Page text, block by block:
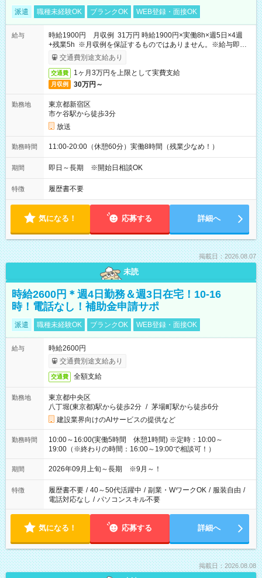
派遣 職種未経験OK ブランクOK WEB登録・面接OK
給与
時給1900円 月収例 31万円 時給1900円×実働8h×週5日×4週
+残業5h ※月収例を保証するものではありません。※給与即受
取りサービス利用可（利用条件有）
交通費別途支給あり
交通費 1ヶ月3万円を上限として実費支給
月収例 30万円～
勤務地
東京都新宿区
市ケ谷駅から徒歩3分
放送
勤務時間 11:00-20:00（休憩60分）実働8時間（残業少なめ！）
期間 即日～長期 ※開始日相談OK
特徴 履歴書不要
気になる！ 応募する 詳細へ
掲載日：2026.08.07
未読
時給2600円＊週4日勤務＆週3日在宅！10-16
時！電話なし！補助金申請サポ
派遣 職種未経験OK ブランクOK WEB登録・面接OK
給与
時給2600円
交通費別途支給あり
交通費 全額支給
勤務地
東京都中央区
八丁堀(東京都)駅から徒歩2分 / 茅場町駅から徒歩6分
建設業界向けのAIサービスの提供など
勤務時間
10:00～16:00(実働5時間 休憩1時間) ※定時：10:00～
19:00（※終わりの時間：16:00～19:00で相談可！）
期間 2026年09月上旬～長期 ※9月～！
特徴 履歴書不要 / 40～50代活躍中 / 副業・WワークOK / 服装自由 /
電話対応なし / パソコンスキル不要
気になる！ 応募する 詳細へ
掲載日：2026.08.08